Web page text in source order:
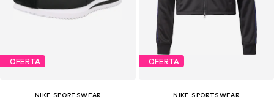
OFERTA
NIKE SPORTSWEAR
OFERTA
NIKE SPORTSWEAR